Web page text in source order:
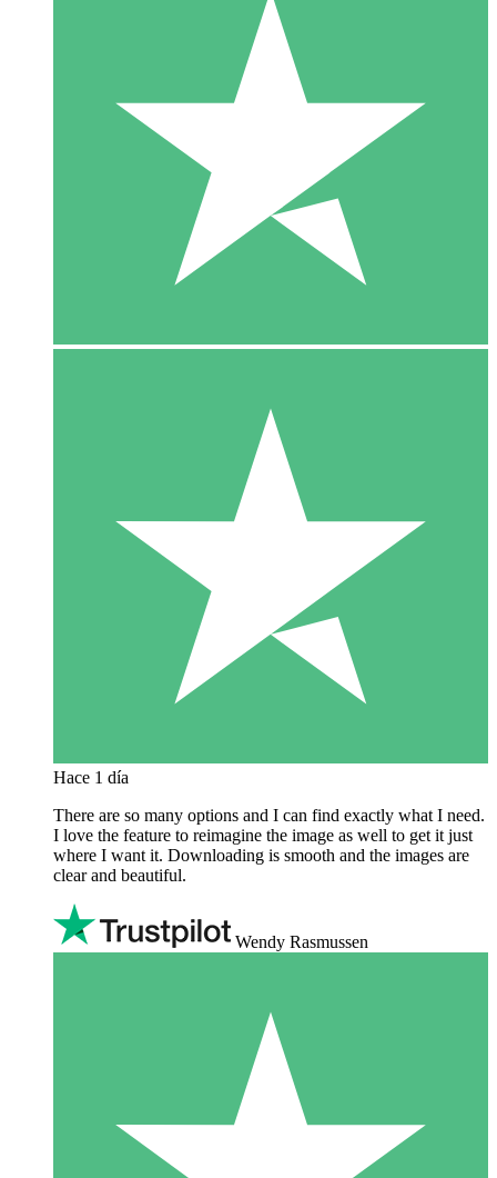
Hace 1 día
There are so many options and I can find exactly what I need.
I love the feature to reimagine the image as well to get it just
where I want it. Downloading is smooth and the images are
clear and beautiful.
Wendy Rasmussen